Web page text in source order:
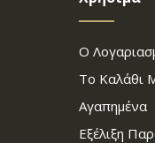
Ο
Το Καλάθι
Αγαπημένα
Εξέλιξη